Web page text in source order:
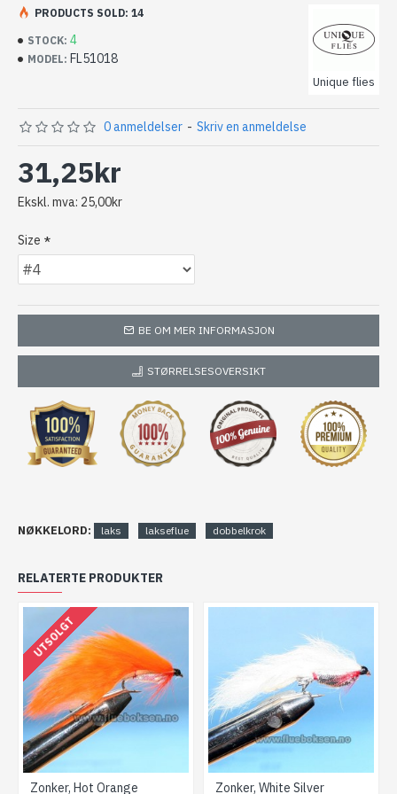
Tiemco, Kamasan og Mustad. Kvalitet som tåler å bli
STOCK: 4
MODEL: FL51018
Unique flies
PRODUCTS SOLD: 14
0 anmeldelser - Skriv en anmeldelse
31,25kr
Ekskl. mva: 25,00kr
Size
BE OM MER INFORMASJON
STØRRELSESOVERSIKT
NØKKELORD: laks lakseflue dobbelkrok
RELATERTE PRODUKTER
UTSOLGT
Zonker, Hot Orange Zonker, White Silver